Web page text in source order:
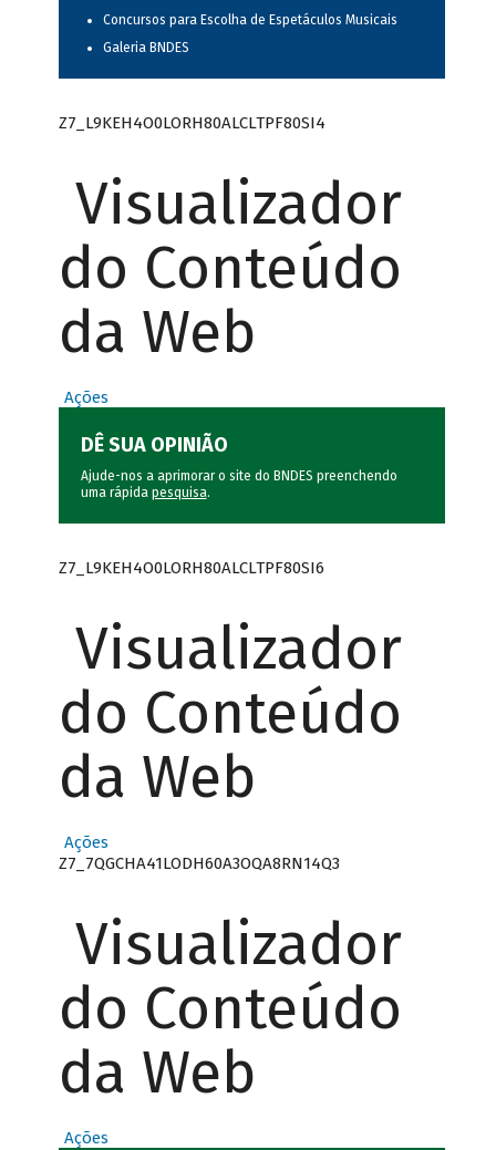
Concursos para Escolha de Espetáculos Musicais
Galeria BNDES
Z7_L9KEH4O0LORH80ALCLTPF80SI4
Visualizador
do Conteúdo
da Web
Ações
DÊ SUA OPINIÃO
Ajude-nos a aprimorar o site do BNDES preenchendo
uma rápida pesquisa.
Z7_L9KEH4O0LORH80ALCLTPF80SI6
Visualizador
do Conteúdo
da Web
Ações
Z7_7QGCHA41LODH60A3OQA8RN14Q3
Visualizador
do Conteúdo
da Web
Ações